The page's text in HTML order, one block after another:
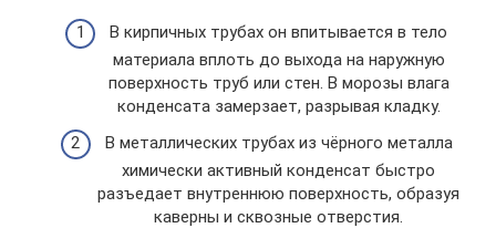
В кирпичных трубах он впитывается в тело
материала вплоть до выхода на наружную
поверхность труб или стен. В морозы влага
конденсата замерзает, разрывая кладку.
В металлических трубах из чёрного металла
химически активный конденсат быстро
разъедает внутреннюю поверхность, образуя
каверны и сквозные отверстия.